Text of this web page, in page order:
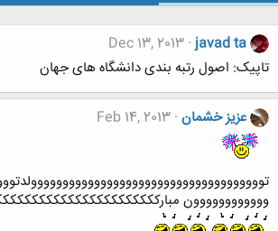
javad ta
Dec 13, 2013
تاپیک: اصول رتبه بندی دانشگاه های جهان
عزيز خشمان Feb 14, 2013
وووووووووووون